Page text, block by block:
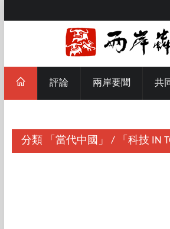
評論 兩岸要聞 共
分類 「當代中國」 / 「科技 IN